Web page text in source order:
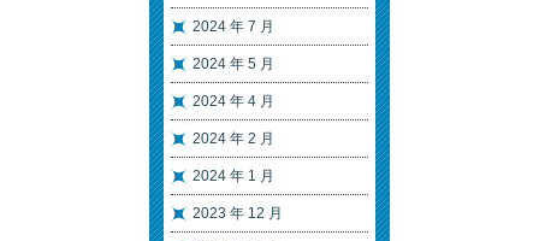
2024 年 7 月
2024 年 5 月
2024 年 4 月
2024 年 2 月
2024 年 1 月
2023 年 12 月